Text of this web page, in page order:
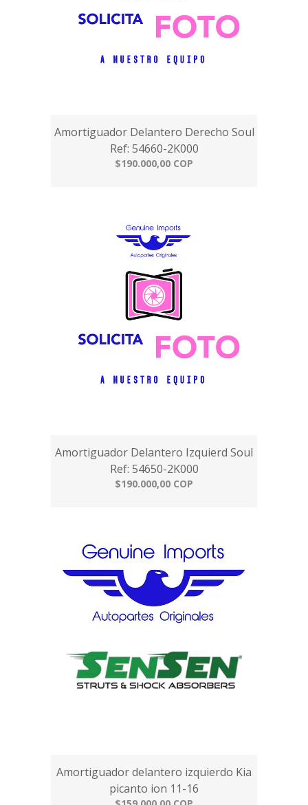
Amortiguador Delantero Derecho Soul
Ref: 54660-2K000
$190.000,00 COP
Amortiguador Delantero Izquierd Soul
Ref: 54650-2K000
$190.000,00 COP
Amortiguador delantero izquierdo Kia
picanto ion 11-16